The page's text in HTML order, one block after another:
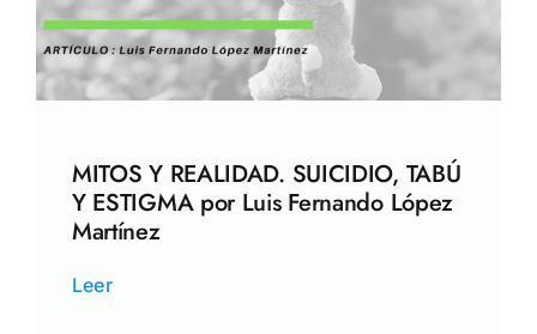
MITOS Y REALIDAD. SUICIDIO, TABÚ
Y ESTIGMA por Luis Fernando López
Martínez
Leer